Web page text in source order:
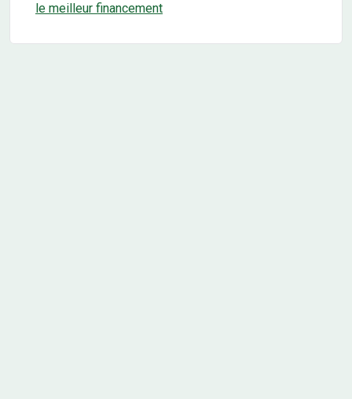
le meilleur financement